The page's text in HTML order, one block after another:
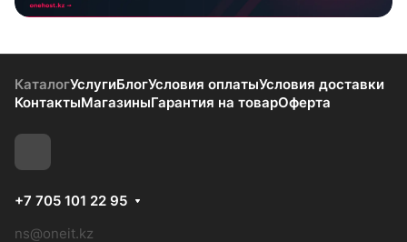
КаталогУслугиБлогУсловия оплатыУсловия доставки
КонтактыМагазиныГарантия на товарОферта
+7 705 101 22 95
ns@oneit.kz